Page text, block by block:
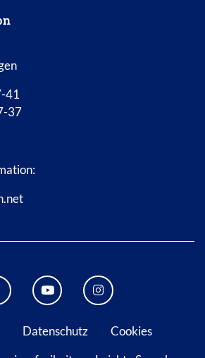
41
37
BAD WILDUNGEN
YOUTUBE KANAL STADT
INSTAGRAM
Datenschutz
Cookies